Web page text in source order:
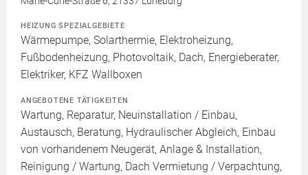
HEIZUNG SPEZIALGEBIETE
Wärmepumpe, Solarthermie, Elektroheizung,
Fußbodenheizung, Photovoltaik, Dach, Energieberater,
Elektriker, KFZ Wallboxen
ANGEBOTENE TÄTIGKEITEN
Wartung, Reparatur, Neuinstallation / Einbau,
Austausch, Beratung, Hydraulischer Abgleich, Einbau
von vorhandenem Neugerät, Anlage & Installation,
Reinigung / Wartung, Dach Vermietung / Verpachtung,